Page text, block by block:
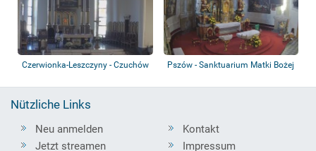
Czerwionka-Leszczyny - Czuchów
Pszów - Sanktuarium Matki Bożej
Nützliche Links
Neu anmelden
Jetzt streamen
Kontakt
Impressum